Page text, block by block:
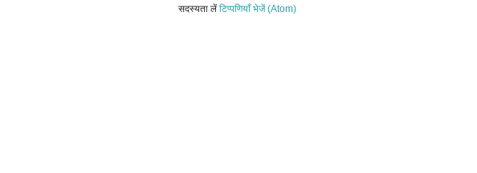
सदस्यता लें टिप्पणियाँ भेजें (Atom)